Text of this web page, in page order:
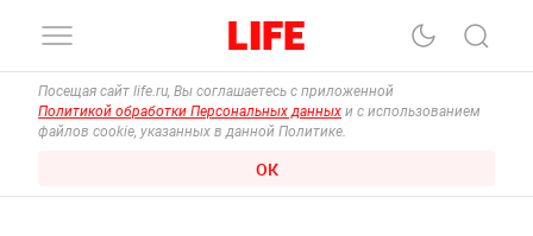
Посещая сайт life.ru, Вы соглашаетесь с приложенной
Политикой обработки Персональных данных и с использованием
файлов cookie, указанных в данной Политике.
ОК